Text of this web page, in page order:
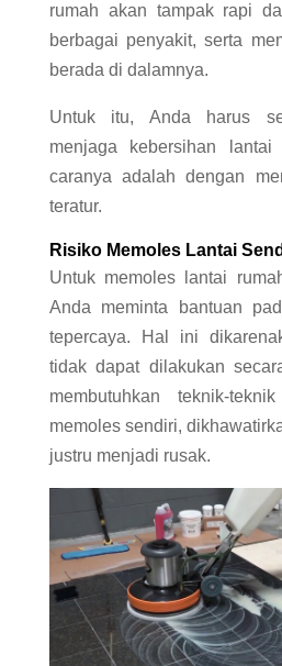
rumah akan tampak rapi
berbagai penyakit, serta
berada di dalamnya.
Untuk itu, Anda harus
menjaga kebersihan
caranya adalah dengan
teratur.
Risiko Memoles Lantai
Untuk memoles lantai
Anda meminta bantuan
tepercaya. Hal ini
tidak dapat dilakukan
membutuhkan teknik-
memoles sendiri,
justru menjadi rusak.